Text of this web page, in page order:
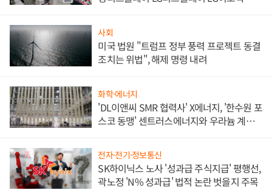
사회
미국 법원 "트럼프 정부 풍력 프로젝트 동결
조치는 위법", 해제 명령 내려
화학·에너지
'DL이앤씨 SMR 협력사' X에너지, '한수원 포
스코 동맹' 센트러스에너지와 우라늄 계약
전자·전기·정보통신
SK하이닉스 노사 '성과급 주식지급' 평행선,
곽노정 'N% 성과급' 법적 논란 벗을지 주목